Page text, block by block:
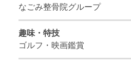
なごみ整骨院グループ
趣味・特技
ゴルフ・映画鑑賞